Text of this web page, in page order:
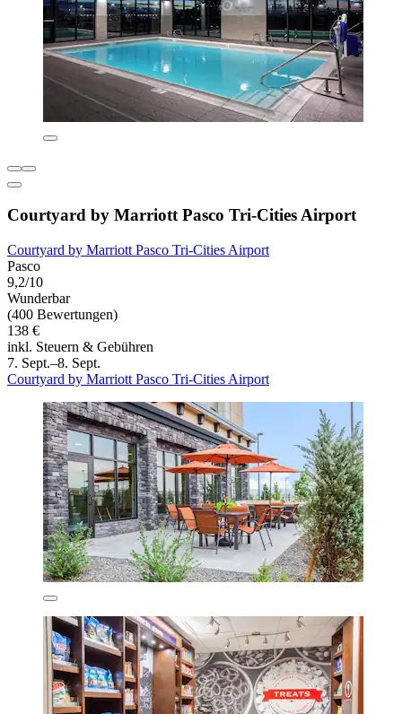
Courtyard by Marriott Pasco Tri-Cities Airport
Courtyard by Marriott Pasco Tri-Cities Airport
Pasco
9,2/10
Wunderbar
(400 Bewertungen)
138 €
inkl. Steuern & Gebühren
7. Sept.–8. Sept.
Courtyard by Marriott Pasco Tri-Cities Airport